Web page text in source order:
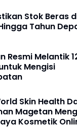
Stok Beras
Tahun
Resmi Melantik
Mengisi
Skin Health
Magetan
Kosmetik